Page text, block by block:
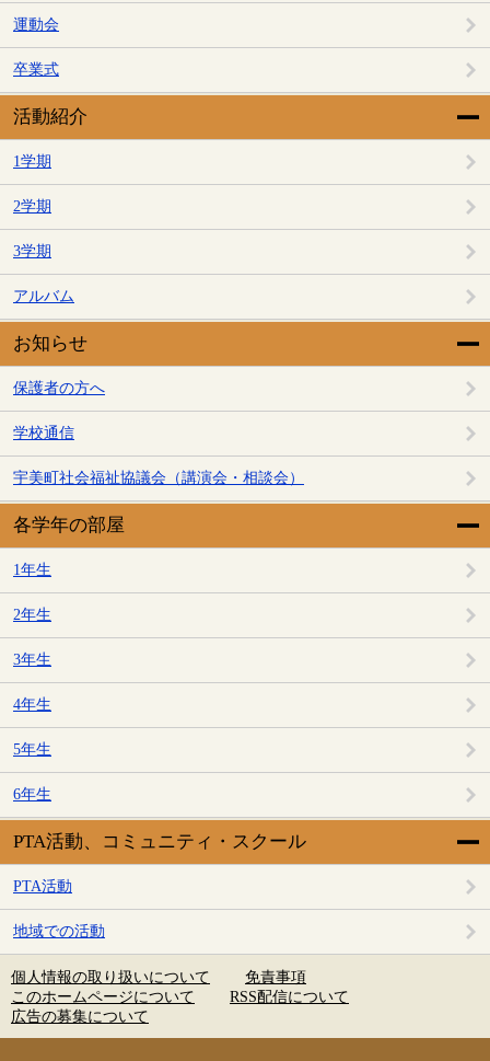
運動会
卒業式
活動紹介
1学期
2学期
3学期
アルバム
お知らせ
保護者の方へ
学校通信
宇美町社会福祉協議会（講演会・相談会）
各学年の部屋
1年生
2年生
3年生
4年生
5年生
6年生
PTA活動、コミュニティ・スクール
PTA活動
地域での活動
個人情報の取り扱いについて
免責事項
このホームページについて
RSS配信について
広告の募集について